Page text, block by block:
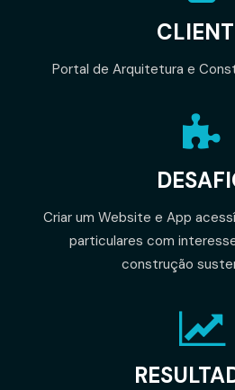
Portal de Arquitetura e
Criar um Website e App
particulares com
construção